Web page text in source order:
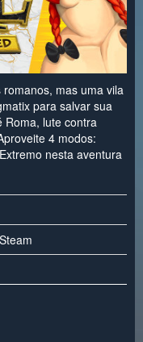
mas uma vila
para salvar sua
Roma, lute contra
4 modos:
nesta aventura